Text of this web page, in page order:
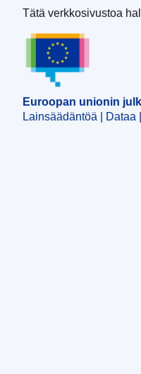
Euroopan unionin
Tätä verkkosivustoa
Euroopan unionin
Lainsäädäntöä | Dataa